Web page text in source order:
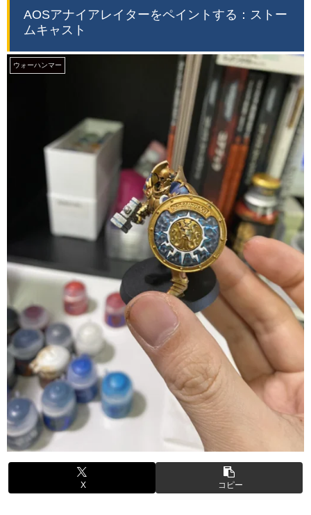
AOSアナイアレイターをペイントする：ストー
ムキャスト
ウォーハンマー
X コピー